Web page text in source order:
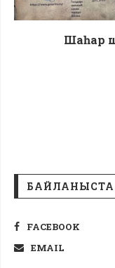
Шаһар
FACEBOOK
EMAIL